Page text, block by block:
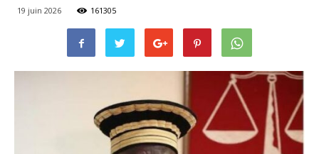
19 juin 2026 161305